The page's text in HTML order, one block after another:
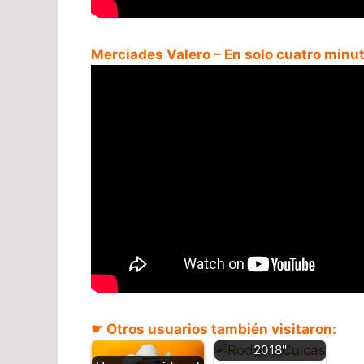
Merciades Valero – En solo cuatro
☛ Otros usuarios también visitaron:
"Promocionales
2018"